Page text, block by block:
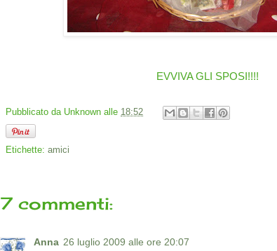
EVVIVA GLI SPOSI!!!!
Pubblicato da Unknown alle 18:52
Etichette: amici
7 commenti:
Anna 26 luglio 2009 alle ore 20:07